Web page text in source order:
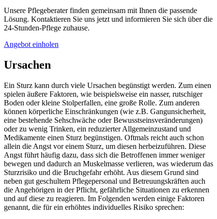
Unsere Pflegeberater finden gemeinsam mit Ihnen die passende
Lösung. Kontaktieren Sie uns jetzt und informieren Sie sich über die
24-Stunden-Pflege zuhause.
Angebot einholen
Ursachen
Ein Sturz kann durch viele Ursachen begünstigt werden. Zum einen
spielen äußere Faktoren, wie beispielsweise ein nasser, rutschiger
Boden oder kleine Stolperfallen, eine große Rolle. Zum anderen
können körperliche Einschränkungen (wie z.B. Gangunsicherheit,
eine bestehende Sehschwäche oder Bewusstseinsveränderungen)
oder zu wenig Trinken, ein reduzierter Allgemeinzustand und
Medikamente einen Sturz begünstigen. Oftmals reicht auch schon
allein die Angst vor einem Sturz, um diesen herbeizuführen. Diese
Angst führt häufig dazu, dass sich die Betroffenen immer weniger
bewegen und dadurch an Muskelmasse verlieren, was wiederum das
Sturzrisiko und die Bruchgefahr erhöht. Aus diesem Grund sind
neben gut geschultem Pflegepersonal und Betreuungskräften auch
die Angehörigen in der Pflicht, gefährliche Situationen zu erkennen
und auf diese zu reagieren. Im Folgenden werden einige Faktoren
genannt, die für ein erhöhtes individuelles Risiko sprechen: